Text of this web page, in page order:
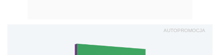
AUTOPROMOCJA